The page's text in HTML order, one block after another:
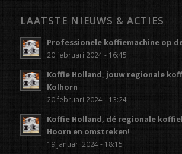
LAATSTE NIEUWS & ACTIES
Professionele koffiemachine op
20 februari 2024 - 16:45
Koffie Holland, jouw regionale
Kolhorn
20 februari 2024 - 13:24
Koffie Holland, dé regionale
Hoorn en omstreken!
19 januari 2024 - 18:15